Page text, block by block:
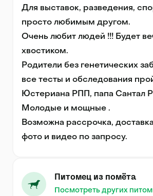
Для выставок, разведения,
просто любимым другом.
Очень любит людей !!! Будет
хвостиком.
Родители без генетических
все тесты и обследования
Юстериана РПП, папа Сантал
Молодые и мощные .
Возможна рассрочка,
фото и видео по запросу.
Питомец из помёта
Посмотреть других